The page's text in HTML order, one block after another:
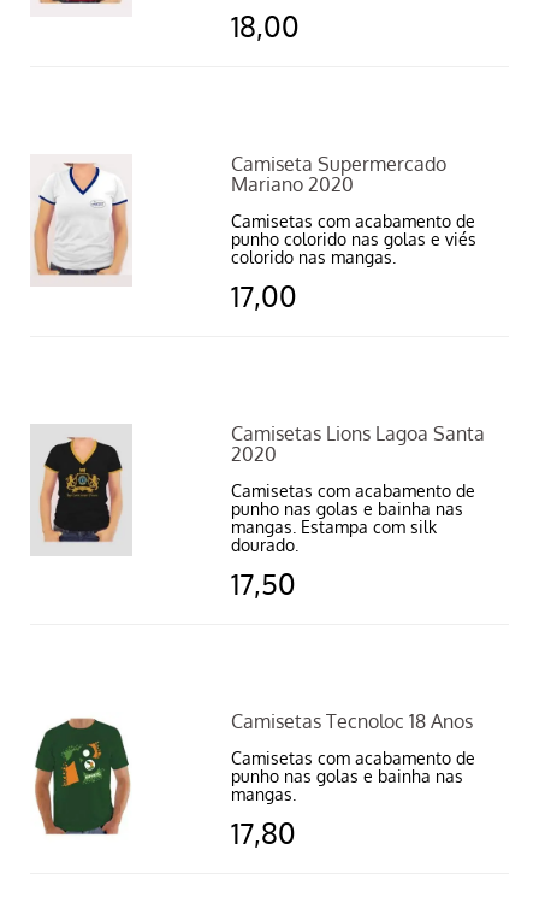
18,00
Camiseta Supermercado
Mariano 2020
Camisetas com acabamento de
punho colorido nas golas e viés
colorido nas mangas.
17,00
Camisetas Lions Lagoa Santa
2020
Camisetas com acabamento de
punho nas golas e bainha nas
mangas. Estampa com silk
dourado.
17,50
Camisetas Tecnoloc 18 Anos
Camisetas com acabamento de
punho nas golas e bainha nas
mangas.
17,80